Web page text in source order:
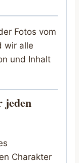
Fotos vom
wir alle
und Inhalt
jeden
Charakter